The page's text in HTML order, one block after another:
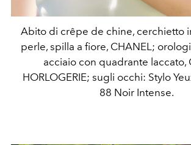
Abito di crêpe de chine, cerchietto
perle, spilla a fiore, CHANEL;
acciaio con quadrante laccato,
HORLOGERIE; sugli occhi: Stylo
88 Noir Intense.